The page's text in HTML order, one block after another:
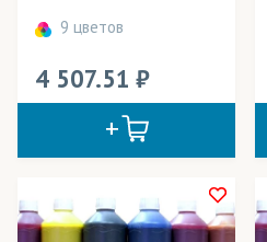
9 цветов
4 507.51